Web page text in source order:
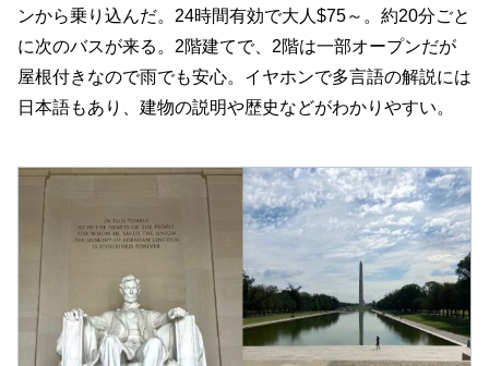
ンから乗り込んだ。24時間有効で大人$75～。約20分ごと
に次のバスが来る。2階建てで、2階は一部オープンだが
屋根付きなので雨でも安心。イヤホンで多言語の解説には
日本語もあり、建物の説明や歴史などがわかりやすい。